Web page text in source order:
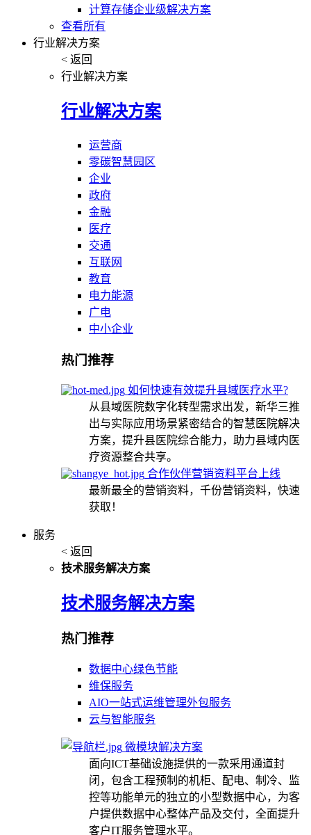
计算存储企业级解决方案
查看所有
行业解决方案
< 返回
行业解决方案
行业解决方案
运营商
零碳智慧园区
企业
政府
金融
医疗
交通
互联网
教育
电力能源
广电
中小企业
热门推荐
如何快速有效提升县域医疗水平?
从县域医院数字化转型需求出发，新华三推
出与实际应用场景紧密结合的智慧医院解决
方案，提升县医院综合能力，助力县域内医
疗资源整合共享。
合作伙伴营销资料平台上线
最新最全的营销资料，千份营销资料，快速
获取！
服务
< 返回
技术服务解决方案
技术服务解决方案
热门推荐
数据中心绿色节能
维保服务
AIO一站式运维管理外包服务
云与智能服务
微模块解决方案
面向ICT基础设施提供的一款采用通道封
闭，包含工程预制的机柜、配电、制冷、监
控等功能单元的独立的小型数据中心，为客
户提供数据中心整体产品及交付，全面提升
客户IT服务管理水平。